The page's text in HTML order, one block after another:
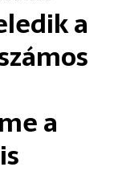
a
a